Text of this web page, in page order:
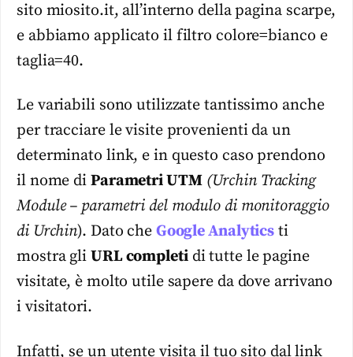
sito miosito.it, all’interno della pagina scarpe,
e abbiamo applicato il filtro colore=bianco e
taglia=40.
Le variabili sono utilizzate tantissimo anche
per tracciare le visite provenienti da un
determinato link, e in questo caso prendono
il nome di Parametri UTM(Urchin Tracking
Module – parametri del modulo di monitoraggio
di Urchin). Dato che Google Analyticsti
mostra gli URL completidi tutte le pagine
visitate, è molto utile sapere da dove arrivano
i visitatori.
Infatti, se un utente visita il tuo sito dal link